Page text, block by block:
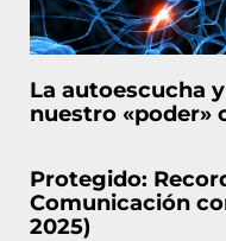
La autoescucha
nuestro «poder»
Protegido:
Comunicación
2025)